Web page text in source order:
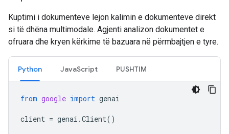
Kuptimi i dokumenteve lejon kalimin e dokumenteve direkt
si të dhëna multimodale. Agjenti analizon dokumentet e
ofruara dhe kryen kërkime të bazuara në përmbajtjen e tyre.
Python JavaScript PUSHTIM
from google import genai
client = genai .Client()